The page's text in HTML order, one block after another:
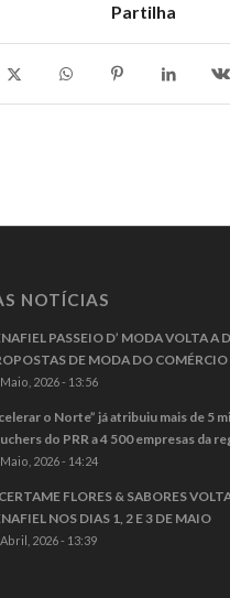
Partilha
NOTÍCIAS
PASSEIO D’ MODA VOLTA A
DE MODA DO COMÉRCIO
2026 - 13:56
o Norte” já atribuiu mais de 5
do PRR a 4 500 empresas da
2026 - 14:24
FLORES & SABORES
NOS DIAS 1, 2 E 3 DE MAIO
2026 - 13:39